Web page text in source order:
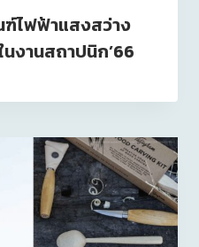
ไฟฟ้าแสงสว่าง
นงานสถาปนิก’66